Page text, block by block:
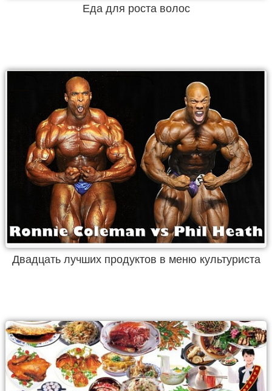
Еда для роста волос
Двадцать лучших продуктов в меню культуриста